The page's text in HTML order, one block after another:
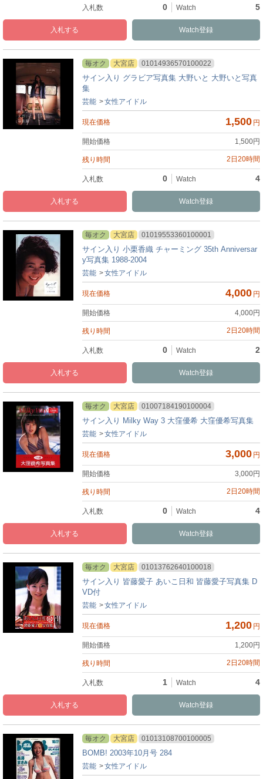
Watch
入札
0 5
毎オク 大宮店 01014936570100022
サイン入り グラビア写真集 大野いと 大野いと写真
集
Watch
入札
1,500 円
1,500円
0 4
2日20時間
芸能 女性アイドル
毎オク 大宮店 01019553360100001
サイン入り 小栗香織 チャーミング 35th Anniversar
y写真集 1988-2004
Watch
入札
4,000 円
4,000円
0 2
2日20時間
芸能 女性アイドル
毎オク 大宮店 01007184190100004
サイン入り Milky Way 3 大窪優希 大窪優希写真集
Watch
入札
3,000 円
3,000円
0 4
2日20時間
芸能 女性アイドル
毎オク 大宮店 01013762640100018
サイン入り 皆藤愛子 あいこ日和 皆藤愛子写真集 D
VD付
Watch
入札
1,200 円
1,200円
1 4
2日20時間
芸能 女性アイドル
毎オク 大宮店 01013108700100005
BOMB! 2003年10月号 284
芸能 女性アイドル